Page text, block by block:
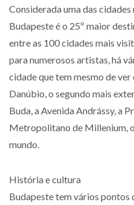
Considerada uma das cidades
Budapeste é o 25º maior
entre as 100 cidades mais
para numerosos artistas, há
cidade que tem mesmo de
Danúbio, o segundo mais
Buda, a Avenida Andrássy, a
Metropolitano de Millenium,
mundo.
História e cultura
Budapeste tem vários pontos